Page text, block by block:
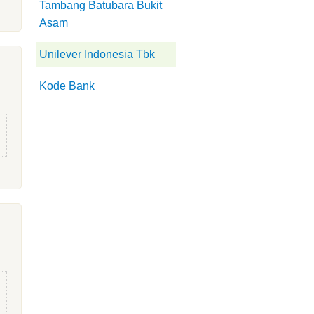
Tambang Batubara Bukit
Asam
Unilever Indonesia Tbk
Kode Bank